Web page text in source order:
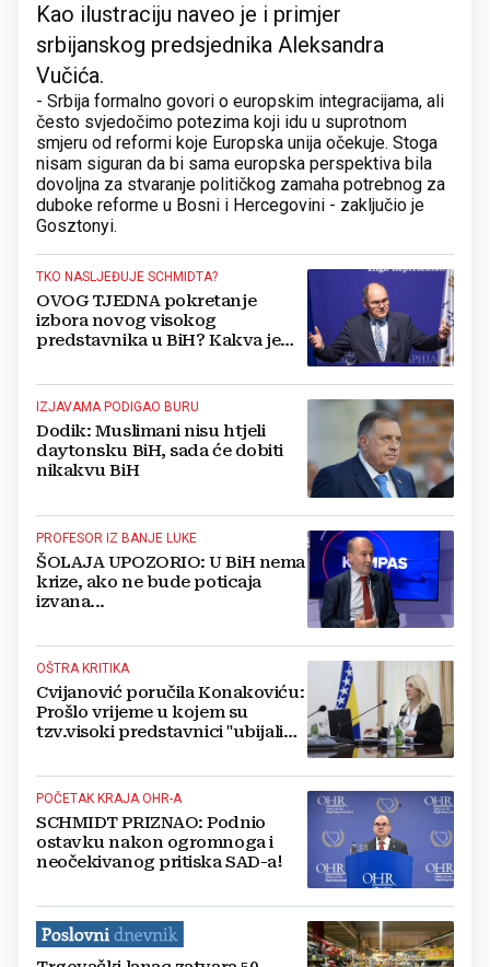
Kao ilustraciju naveo je i primjer
srbijanskog predsjednika Aleksandra
Vučića.
- Srbija formalno govori o europskim integracijama, ali
često svjedočimo potezima koji idu u suprotnom
smjeru od reformi koje Europska unija očekuje. Stoga
nisam siguran da bi sama europska perspektiva bila
dovoljna za stvaranje političkog zamaha potrebnog za
duboke reforme u Bosni i Hercegovini - zaključio je
Gosztonyi.
TKO NASLJEĐUJE SCHMIDTA?
OVOG TJEDNA pokretanje
izbora novog visokog
predstavnika u BiH? Kakva je
IZJAVAMA PODIGAO BURU
Dodik: Muslimani nisu htjeli
daytonsku BiH, sada će dobiti
nikakvu BiH
PROFESOR IZ BANJE LUKE
ŠOLAJA UPOZORIO: U BiH nema
krize, ako ne bude poticaja
izvana...
OŠTRA KRITIKA
Cvijanović poručila Konakoviću:
Prošlo vrijeme u kojem su
tzv.visoki predstavnici "ubijali
POČETAK KRAJA OHR-A
SCHMIDT PRIZNAO: Podnio
ostavku nakon ogromnoga i
neočekivanog pritiska SAD-a!